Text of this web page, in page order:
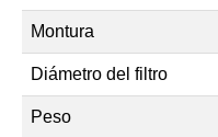
Montura
Diámetro del filtro
Peso